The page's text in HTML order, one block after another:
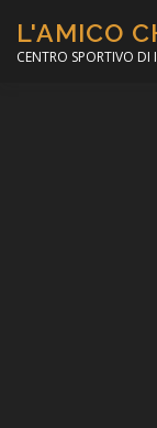
contenuto
L'AMICO
CENTRO SPORTIVO DI